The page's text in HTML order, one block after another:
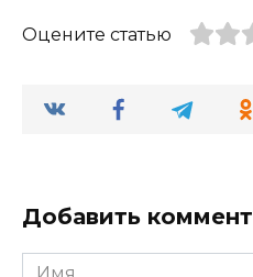
Оцените статью
Добавить
Имя